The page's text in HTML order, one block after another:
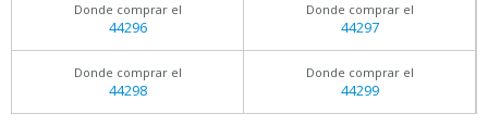
Donde comprar el
44296
Donde comprar el
44297
Donde comprar el
44298
Donde comprar el
44299